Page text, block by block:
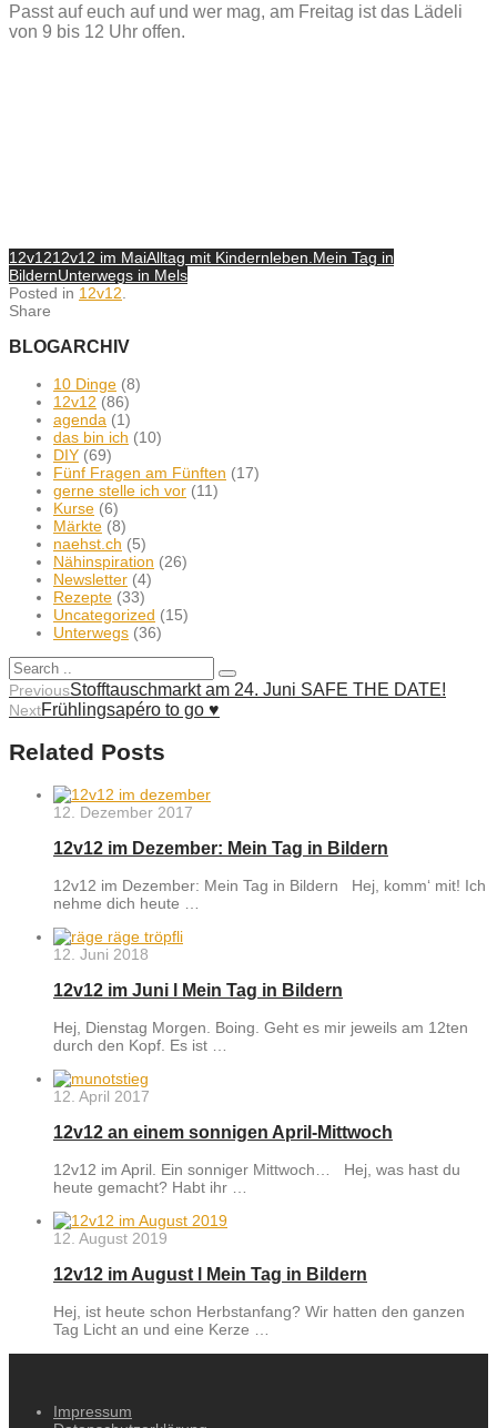
Passt auf euch auf und wer mag, am Freitag ist das Lädeli
von 9 bis 12 Uhr offen.
12v1212v12 im MaiAlltag mit Kindernleben. Mein Tag in
BildernUnterwegs in Mels
Posted in 12v12
Share
BLOGARCHIV
10 Dinge (8)
12v12 (86)
agenda (1)
das bin ich (10)
DIY (69)
Fünf Fragen am Fünften (17)
gerne stelle ich vor (11)
Kurse (6)
Märkte (8)
naehst.ch (5)
Nähinspiration (26)
Newsletter (4)
Rezepte (33)
Uncategorized (15)
Unterwegs (36)
PreviousStofftauschmarkt am 24. Juni SAFE THE DATE!
NextFrühlingsapéro to go ♥︎
Related Posts
12. Dezember 2017
12v12 im Dezember: Mein Tag in Bildern
12v12 im Dezember: Mein Tag in Bildern Hej, komm‘ mit! Ich
nehme dich heute …
12. Juni 2018
12v12 im Juni l Mein Tag in Bildern
Hej, Dienstag Morgen. Boing. Geht es mir jeweils am 12ten
durch den Kopf. Es ist …
12. April 2017
12v12 an einem sonnigen April-Mittwoch
12v12 im April. Ein sonniger Mittwoch… Hej, was hast du
heute gemacht? Habt ihr …
12. August 2019
12v12 im August l Mein Tag in Bildern
Hej, ist heute schon Herbstanfang? Wir hatten den ganzen
Tag Licht an und eine Kerze …
Impressum